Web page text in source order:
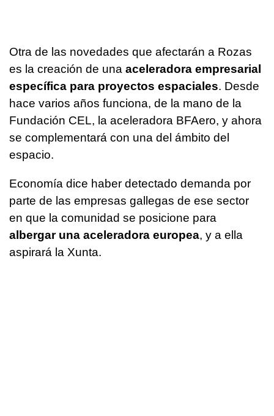
Otra de las novedades que afectarán a Rozas
es la creación de una aceleradora empresarial
específica para proyectos espaciales. Desde
hace varios años funciona, de la mano de la
Fundación CEL, la aceleradora BFAero, y ahora
se complementará con una del ámbito del
espacio.
Economía dice haber detectado demanda por
parte de las empresas gallegas de ese sector
en que la comunidad se posicione para
albergar una aceleradora europea, y a ella
aspirará la Xunta.